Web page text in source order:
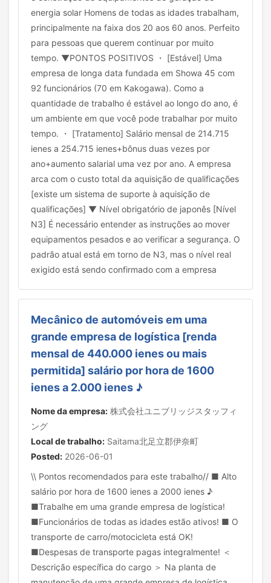
energia solar Homens de todas as idades trabalham,
principalmente na faixa dos 20 aos 60 anos. Perfeito
para pessoas que querem continuar por muito
tempo. ▼PONTOS POSITIVOS ・ [Estável] Uma
empresa de longa data fundada em Showa 45 com
92 funcionários (70 em Kakogawa). Como a
quantidade de trabalho é estável ao longo do ano, é
um ambiente em que você pode trabalhar por muito
tempo. ・ [Tratamento] Salário mensal de 214.715
ienes a 254.715 ienes+bônus duas vezes por
ano+aumento salarial uma vez por ano. A empresa
arca com o custo total da aquisição de qualificações
[existe um sistema de suporte à aquisição de
qualificações] ▼ Nível obrigatório de japonês [Nível
N3] É necessário entender as instruções ao mover
equipamentos pesados e ao verificar a segurança. O
padrão atual está em torno de N3, mas o nível real
exigido está sendo confirmado com a empresa
Mecânico de automóveis em uma
grande empresa de logística [renda
mensal de 440.000 ienes ou mais
permitida] salário por hora de 1600
ienes a 2.000 ienes ♪
Nome da empresa: 株式会社ユニブリッジスタッフィ
ング
Local de trabalho: Saitama北足立郡伊奈町
Posted: 2026-06-01
\\ Pontos recomendados para este trabalho// ■ Alto
salário por hora de 1600 ienes a 2000 ienes ♪
■Trabalhe em uma grande empresa de logística!
■Funcionários de todas as idades estão ativos! ■ O
transporte de carro/motocicleta está OK!
■Despesas de transporte pagas integralmente! ＜
Descrição específica do cargo ＞ Na planta de